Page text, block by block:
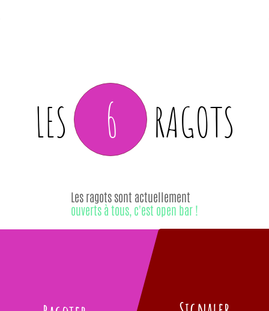
LES 6 RAGOTS
Les ragots sont actuellement
ouverts à tous, c'est open bar !